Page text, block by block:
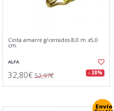
Cinta amarre g/cerrados 8,0 m.x5,0
cm.
ALFA
32,80€ 52,97€ - 38%
Envío